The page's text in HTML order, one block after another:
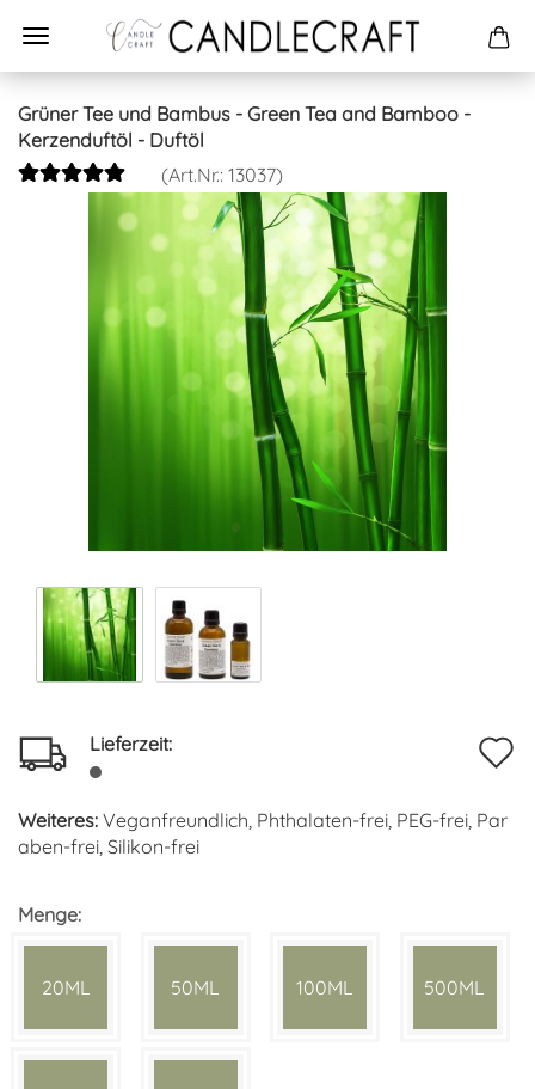
Grüner Tee und Bambus - Green Tea and Bamboo -
Kerzenduftöl - Duftöl
(Art.Nr.: 13037)
Lieferzeit:
Weiteres: Veganfreundlich, Phthalaten-frei, PEG-frei, Par
aben-frei, Silikon-frei
Menge:
20ML 50ML 100ML 500ML